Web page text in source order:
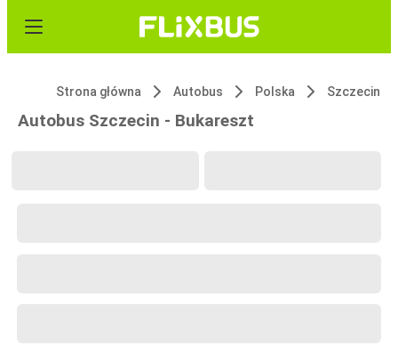
Strona główna Autobus Polska Szczecin
Autobus Szczecin - Bukareszt